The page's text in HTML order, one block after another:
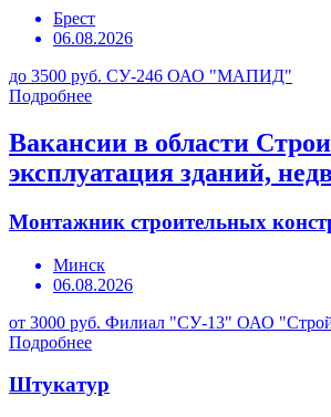
Брест
06.08.2026
до 3500 руб. СУ-246 ОАО "МАПИД"
Подробнее
Вакансии в области
эксплуатация зданий,
Монтажник строительных
Минск
06.08.2026
от 3000 руб. Филиал "СУ-13" ОАО
Подробнее
Штукатур